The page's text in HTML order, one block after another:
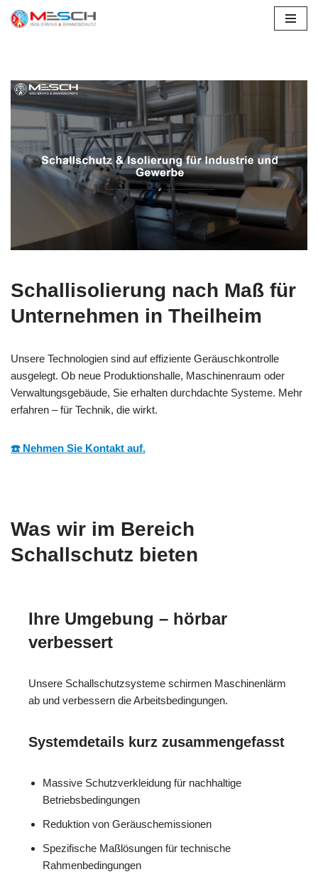
Schallisolierung nach Maß für
Unternehmen in Theilheim
Unsere Technologien sind auf effiziente Geräuschkontrolle
ausgelegt. Ob neue Produktionshalle, Maschinenraum oder
Verwaltungsgebäude, Sie erhalten durchdachte Systeme. Mehr
erfahren – für Technik, die wirkt.
☎️ Nehmen Sie Kontakt auf.
Was wir im Bereich
Schallschutz bieten
Ihre Umgebung – hörbar
verbessert
Unsere Schallschutzsysteme schirmen Maschinenlärm
ab und verbessern die Arbeitsbedingungen.
Systemdetails kurz zusammengefasst
Massive Schutzverkleidung für nachhaltige
Betriebsbedingungen
Reduktion von Geräuschemissionen
Spezifische Maßlösungen für technische
Rahmenbedingungen